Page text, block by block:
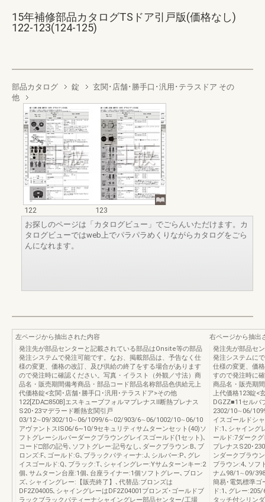
15年補修部品カタログTSドア引戸版(価格なし)
122-123(124-125)
部品カタログ 錠
玄関･店舗･勝手口･汎用･テラスドア その
他
122
123
お探しのページは「カタログビュー」でごらんいただけます。カ
タログビューではweb上でパラパラめくりながらカタログをごら
んになれます。
左ページから抽出された内容
発注先が部品センターと記載されている部品はOnsite等の部品
発注システムで発注可能です。なお、掲載部品は、予告なく仕
様の変更、価格の改訂、及び供給の終了をする場合があります
ので発注時に確認ください。写真・イラスト（外観／寸法）商
品名・販売期間備考商品・部品コード部品名称部品色供給元上
代価格錠<玄関･店舗･勝手口･汎用･テラスドア>その他
122[ZDA□850B]エスキューブフォルマプレナスⅡ断熱プレナス
S20･23マデラード断熱玄関引戸
03/12∼09/302/10∼06/1099/6∼02/903/6∼06/1002/10∼06/10
アヴァントスIS06/6∼10/9セキュリティサムターンセット(40)ソ
フトグレーシルバーダークブラウングレイスゴールド(1セット)､
コード□部の記号､ソフトグレー:記号なし､ダークブラウン:B､ブ
ロンズ:F､ゴールド:G､ブラックパティーナ:J､シルバー:P､グレ
イスゴールド:Q､ブラック:T､シャイングレー:Yサムターンキー:2
個､サムターン台座:1個､台座ライナー:1個ソフトグレー､ブロン
ズ､シャイングレー:【販売終了】､代替品:ブロンズは
DF2Z04005､シャイングレーはDF2Z04001ブロンズ･ゴールドブ
ラックブラックパティーナシャイングレー部品センター/工場
右ページから抽出
発注先が部品セ
発注システムに
仕様の変更、価
すので発注時に
商品名・販売期
上代価格123錠<
DGZZ■11セルバ
2302/10∼06/
イスゴールドシ
ド:1､シャイング
ールド:7ダーク
プレナスS20･
ンダークブラウ
ブラウン:4､ソフ
ナム98/1∼09/
簡易･電気標準ゴ
ド:1､グレー
タッチ付シリン